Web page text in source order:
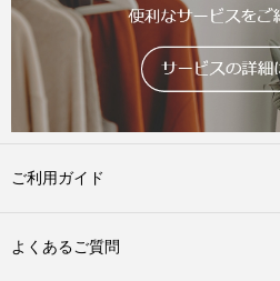
ご利用ガイド
よくあるご質問